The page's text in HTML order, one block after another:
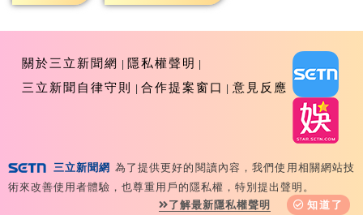
關於三立新聞網
隱私權聲明
三立新聞自律守則
合作提案窗口 意見反應
Copyright ©2026 Sanlih E-Television All Rights
Reserved 版權所有 盜用必究 台北市內湖區舊宗路一段159
三立新聞網 為了提供更好的閱讀內容，我們使用相關網站技
術來改善使用者體驗，也尊重用戶的隱私權，特別提出聲明。
了解最新隱私權聲明
知道了